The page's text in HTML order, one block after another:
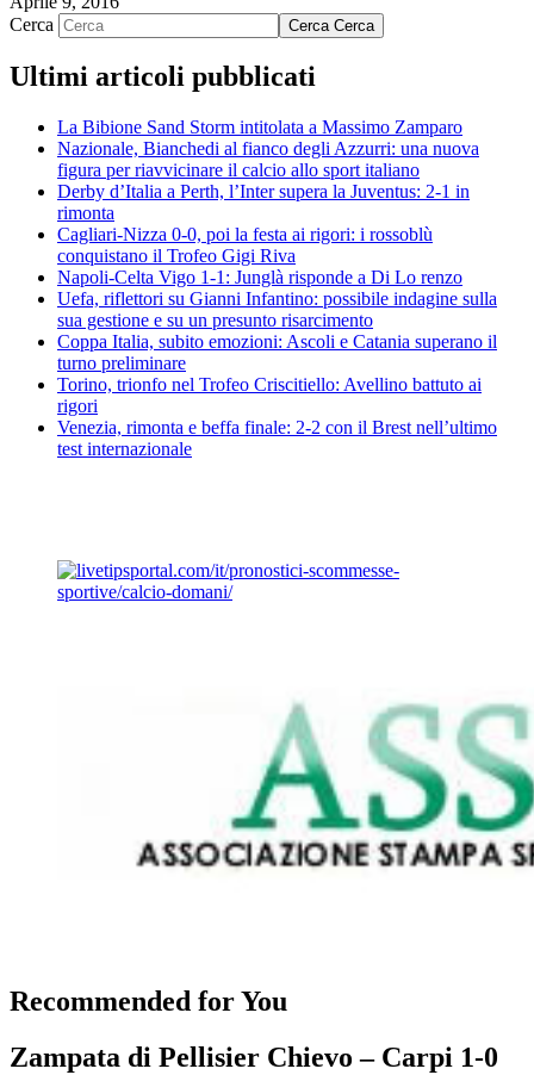
Cerca
Cerca Cerca
Ultimi articoli pubblicati
La Bibione Sand Storm intitolata a Massimo Zamparo
Nazionale, Bianchedi al fianco degli Azzurri: una nuova
figura per riavvicinare il calcio allo sport italiano
Derby d’Italia a Perth, l’Inter supera la Juventus: 2-1 in
rimonta
Cagliari-Nizza 0-0, poi la festa ai rigori: i rossoblù
conquistano il Trofeo Gigi Riva
Napoli-Celta Vigo 1-1: Junglà risponde a Di Lo renzo
Uefa, riflettori su Gianni Infantino: possibile indagine sulla
sua gestione e su un presunto risarcimento
Coppa Italia, subito emozioni: Ascoli e Catania superano il
turno preliminare
Torino, trionfo nel Trofeo Criscitiello: Avellino battuto ai
rigori
Venezia, rimonta e beffa finale: 2-2 con il Brest nell’ultimo
test internazionale
Recommended for You
Zampata di Pellisier Chievo – Carpi 1-0